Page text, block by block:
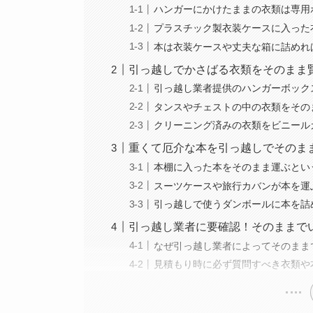
ハンガーにかけたままの衣類は専
プラスチック製衣装ケースに入っ
本は衣装ケースや丈夫な箱に詰め
引っ越しでかさばる衣類をそのま
引っ越し業者提供のハンガーボッ
タンスやチェストの中の衣類をそ
クリーニング済みの衣類をビニー
重くて厄介な本を引っ越しでその
本棚に入った本をそのまま運ぶと
スーツケースや旅行カバンが本を
引っ越しで使うダンボールに本を
引っ越し業者に要確認！そのまま
なぜ引っ越し業者によってそのま
見積もり時に必ず質問すべき衣類